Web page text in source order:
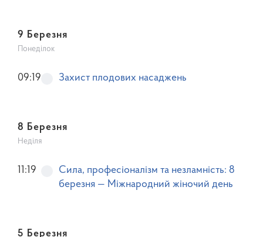
9 Березня
Понеділок
Захист плодових насаджень
09:19
8 Березня
Неділя
Сила, професіоналізм та незламність: 8
березня — Міжнародний жіночий день
11:19
5 Березня